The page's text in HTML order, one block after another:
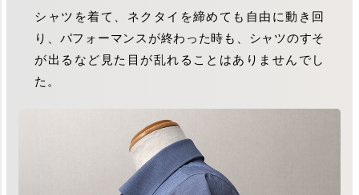
シャツを着て、ネクタイを締めても自由に動き回
り、パフォーマンスが終わった時も、シャツのすそ
が出るなど見た目が乱れることはありませんでし
た。